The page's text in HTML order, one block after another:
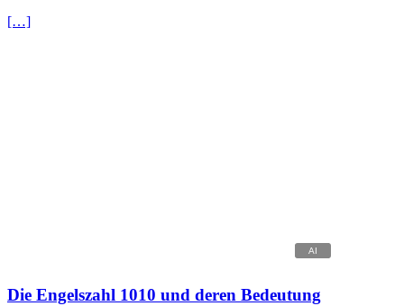
[…]
Die Engelszahl 1010 und deren Bedeutung